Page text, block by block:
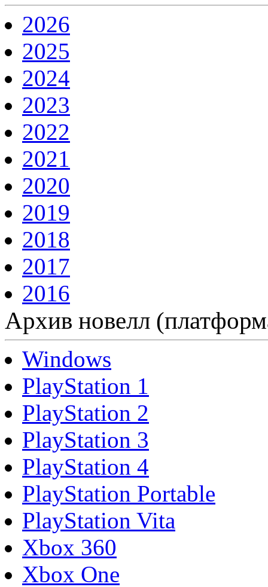
2026
2025
2024
2023
2022
2021
2020
2019
2018
2017
2016
Архив новелл
Windows
PlayStation 1
PlayStation 2
PlayStation 3
PlayStation 4
PlayStation Portable
PlayStation Vita
Xbox 360
Xbox One